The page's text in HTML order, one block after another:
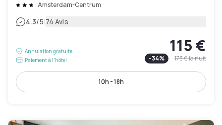
Amsterdam-Centrum
4.3/5|74 Avis
Annulation gratuite
Paiement à l'hôtel
115 €
-34% 173 €la nuit
10h - 18h